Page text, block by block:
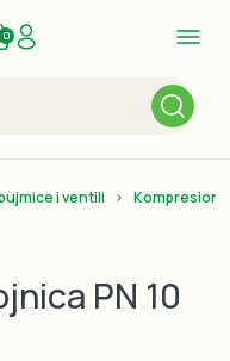
0
i ventili
PN 10